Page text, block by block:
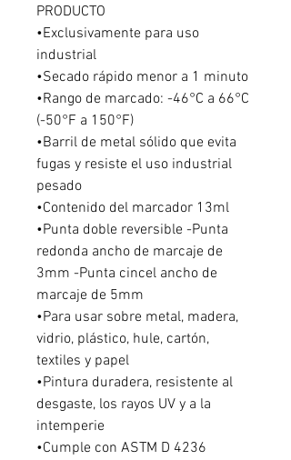
PRODUCTO
•Exclusivamente para uso
industrial
•Secado rápido menor a 1 minuto
•Rango de marcado: -46°C a 66°C
(-50°F a 150°F)
•Barril de metal sólido que evita
fugas y resiste el uso industrial
pesado
•Contenido del marcador 13ml
•Punta doble reversible -Punta
redonda ancho de marcaje de
3mm -Punta cincel ancho de
marcaje de 5mm
•Para usar sobre metal, madera,
vidrio, plástico, hule, cartón,
textiles y papel
•Pintura duradera, resistente al
desgaste, los rayos UV y a la
intemperie
•Cumple con ASTM D 4236